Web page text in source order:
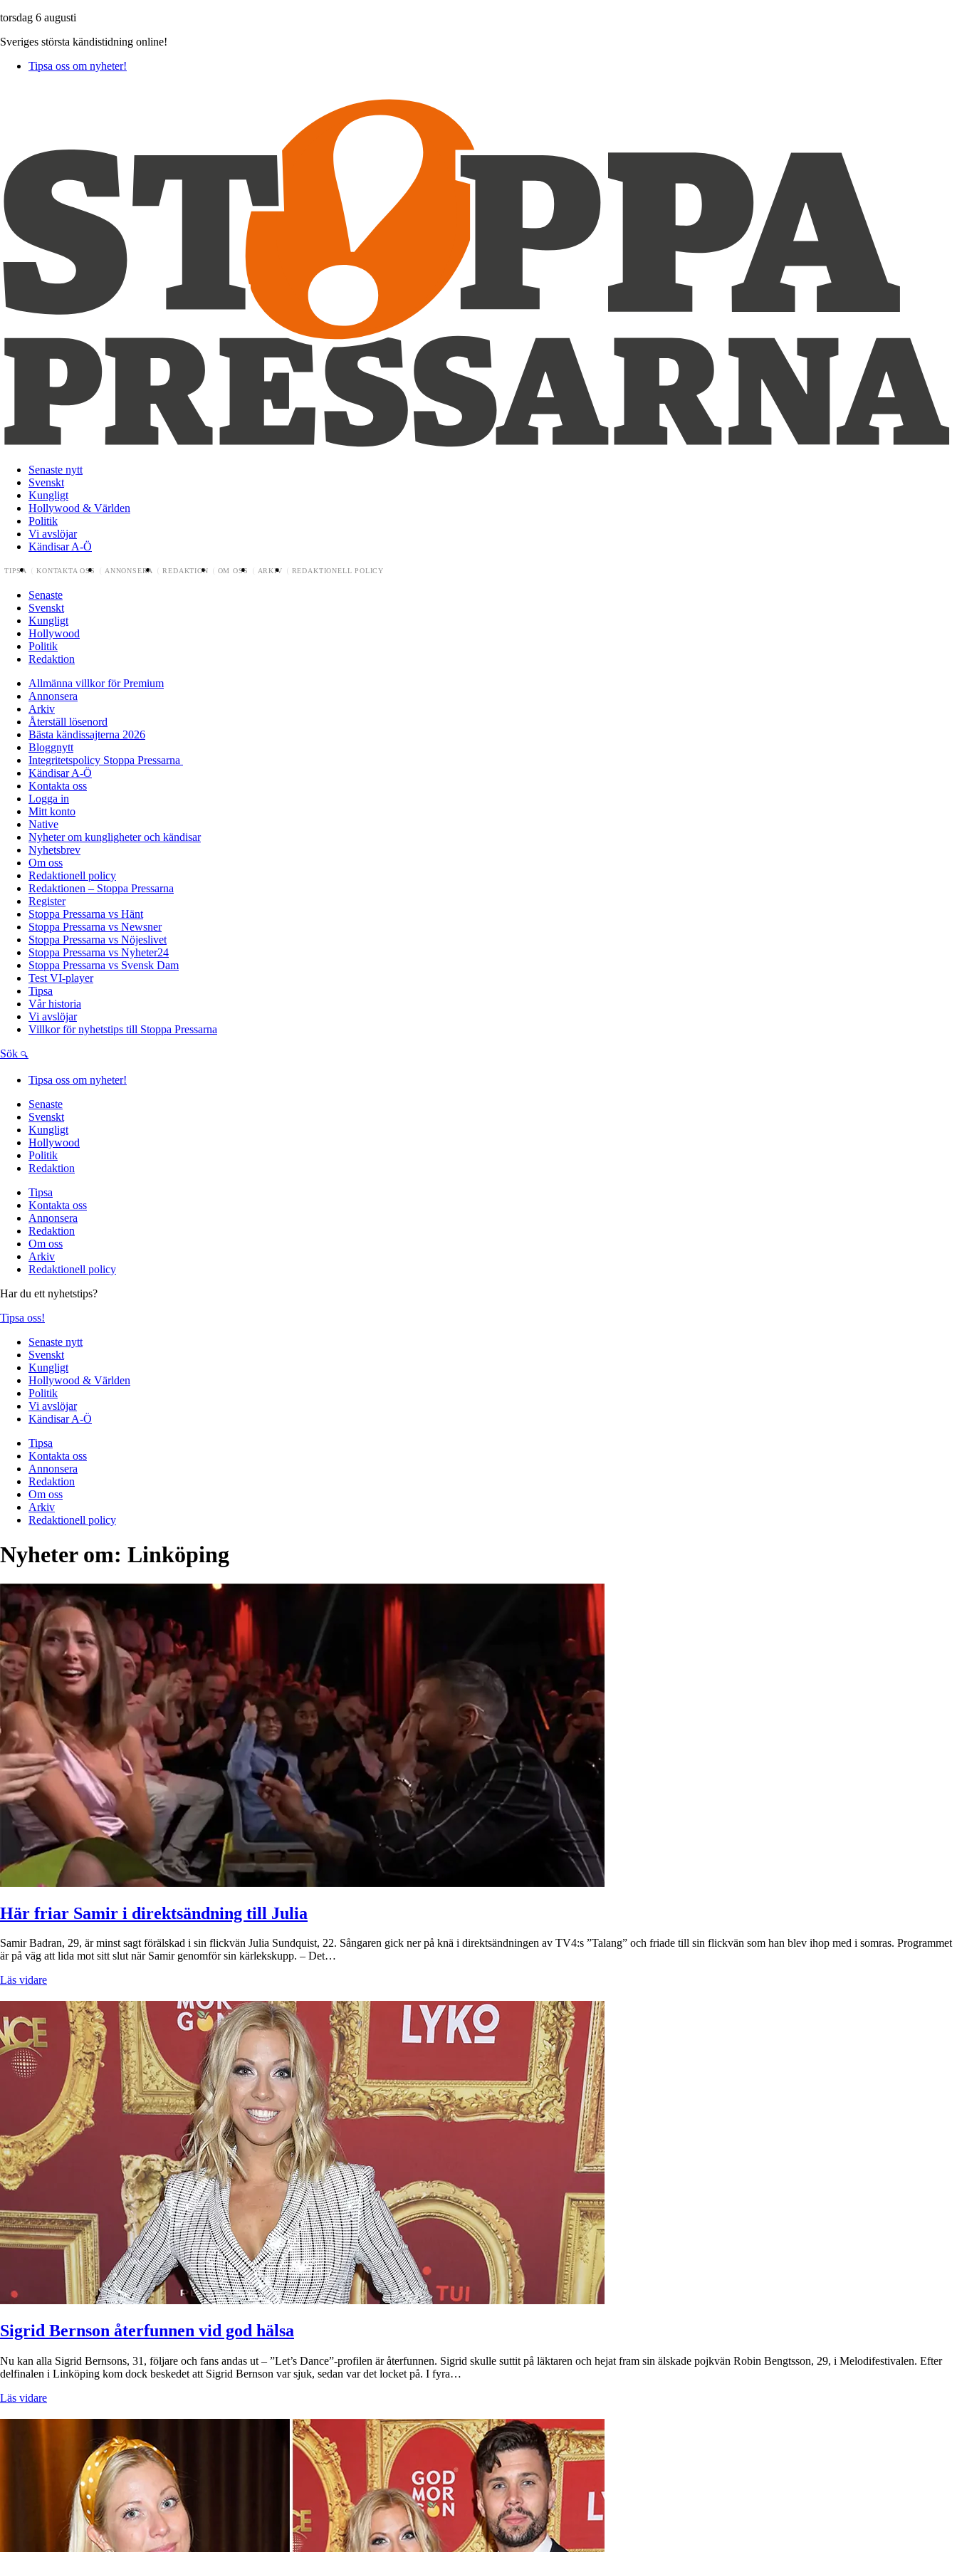
torsdag 6 augusti
Sveriges största kändistidning online!
Tipsa oss om nyheter!
Senaste nytt
Svenskt
Kungligt
Hollywood & Världen
Politik
Vi avslöjar
Kändisar A-Ö
TIPSA KONTAKTA OSS ANNONSERA REDAKTION OM OSS ARKIV REDAKTIONELL POLICY
Senaste
Svenskt
Kungligt
Hollywood
Politik
Redaktion
Allmänna villkor för Premium
Annonsera
Arkiv
Återställ lösenord
Bästa kändissajterna 2026
Bloggnytt
Integritetspolicy Stoppa Pressarna
Kändisar A-Ö
Kontakta oss
Logga in
Mitt konto
Native
Nyheter om kungligheter och kändisar
Nyhetsbrev
Om oss
Redaktionell policy
Redaktionen – Stoppa Pressarna
Register
Stoppa Pressarna vs Hänt
Stoppa Pressarna vs Newsner
Stoppa Pressarna vs Nöjeslivet
Stoppa Pressarna vs Nyheter24
Stoppa Pressarna vs Svensk Dam
Test VI-player
Tipsa
Vår historia
Vi avslöjar
Villkor för nyhetstips till Stoppa Pressarna
Sök
Tipsa oss om nyheter!
Senaste
Svenskt
Kungligt
Hollywood
Politik
Redaktion
Tipsa
Kontakta oss
Annonsera
Redaktion
Om oss
Arkiv
Redaktionell policy
Har du ett nyhetstips?
Tipsa oss!
Senaste nytt
Svenskt
Kungligt
Hollywood & Världen
Politik
Vi avslöjar
Kändisar A-Ö
Tipsa
Kontakta oss
Annonsera
Redaktion
Om oss
Arkiv
Redaktionell policy
Nyheter om: Linköping
Här friar Samir i direktsändning till Julia
Samir Badran, 29, är minst sagt förälskad i sin flickvän Julia Sundquist, 22. Sångaren gick ner på knä i direktsändningen av TV4:s ”Talang” och friade till sin flickvän som han blev ihop med i somras. Programmet
är på väg att lida mot sitt slut när Samir genomför sin kärlekskupp. – Det…
Läs vidare
Sigrid Bernson återfunnen vid god hälsa
Nu kan alla Sigrid Bernsons, 31, följare och fans andas ut – ”Let’s Dance”-profilen är återfunnen. Sigrid skulle suttit på läktaren och hejat fram sin älskade pojkvän Robin Bengtsson, 29, i Melodifestivalen. Efter
delfinalen i Linköping kom dock beskedet att Sigrid Bernson var sjuk, sedan var det locket på. I fyra…
Läs vidare